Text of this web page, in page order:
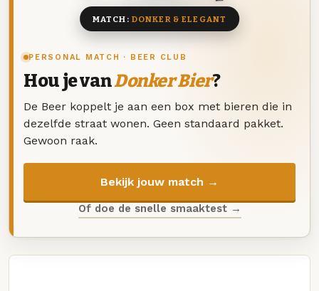
PERSONAL MATCH · BEER CLUB
Hou je vanDonker Bier?
De Beer koppelt je aan een box met bieren die in
dezelfde straat wonen. Geen standaard pakket.
Gewoon raak.
Bekijk jouw match →
Of doe de snelle smaaktest →
MATCH: DONKER & ELEGANT